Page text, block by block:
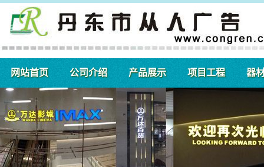
网站首页 公司介绍 产品展示 项目工程 器